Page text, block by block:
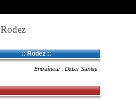
Rodez
:: Rodez ::
Entraîneur : Didier Santini